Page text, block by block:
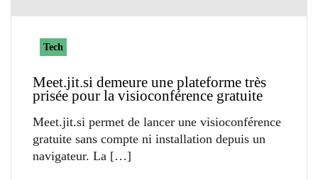
Tech
Meet.jit.si demeure une plateforme très
prisée pour la visioconférence gratuite
Meet.jit.si permet de lancer une visioconférence
gratuite sans compte ni installation depuis un
navigateur. La